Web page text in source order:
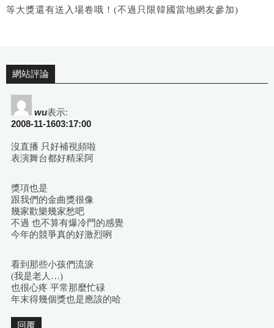
等大獎還有送入場卷哦！(不過只限韓國當地網友參加)
網站評論
wu表示:
2008-11-1603:17:00
沒直播 只好補視頻啦
表演舞台都好精采阿
獎項也是
跟我們的金曲獎很像
幾家歡樂幾家愁吧
不過 也不算有爆冷門的感覺
今年的競爭真的好激烈咧
看到那些小孩們流淚
(我是老人…)
也很心疼 平常那麼忙碌
年末得幾個獎也是應該的哈
回覆